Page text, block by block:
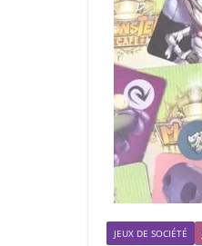
JEUX DE SOCIÉTÉ